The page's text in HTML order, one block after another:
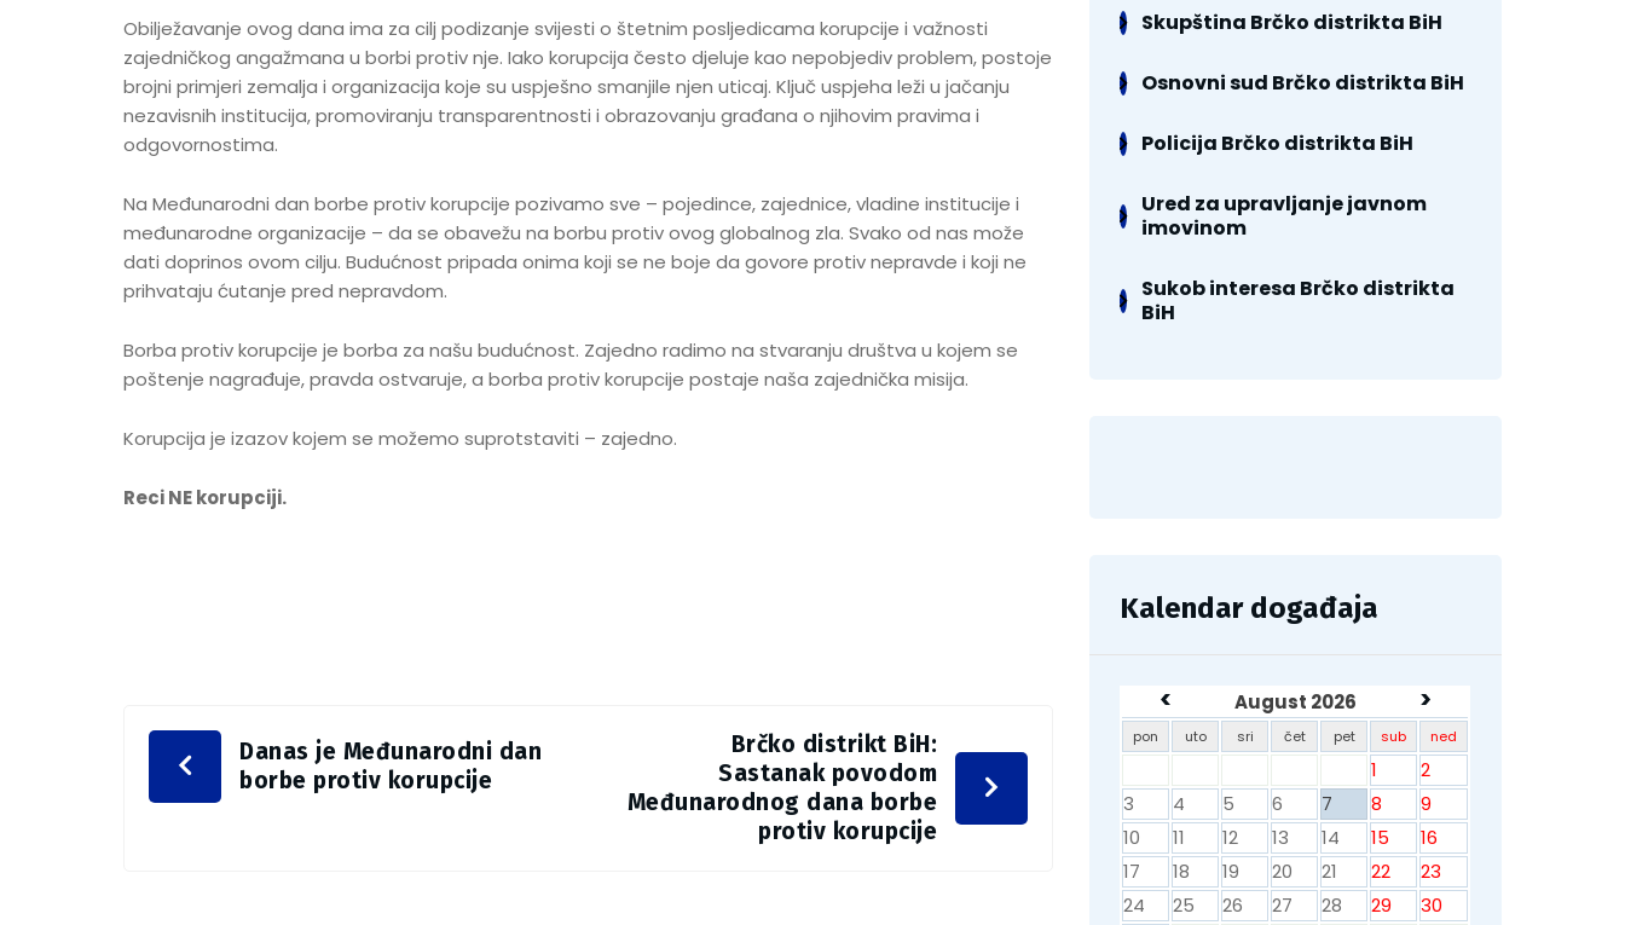
Obilježavanje ovog dana ima za cilj podizanje svijesti o štetnim posljedicama korupcije i važnosti
zajedničkog angažmana u borbi protiv nje. Iako korupcija često djeluje kao nepobjediv problem, postoje
brojni primjeri zemalja i organizacija koje su uspješno smanjile njen uticaj. Ključ uspjeha leži u jačanju
nezavisnih institucija, promoviranju transparentnosti i obrazovanju građana o njihovim pravima i
odgovornostima.
Na Međunarodni dan borbe protiv korupcije pozivamo sve – pojedince, zajednice, vladine institucije i
međunarodne organizacije – da se obavežu na borbu protiv ovog globalnog zla. Svako od nas može
dati doprinos ovom cilju. Budućnost pripada onima koji se ne boje da govore protiv nepravde i koji ne
prihvataju ćutanje pred nepravdom.
Borba protiv korupcije je borba za našu budućnost. Zajedno radimo na stvaranju društva u kojem se
poštenje nagrađuje, pravda ostvaruje, a borba protiv korupcije postaje naša zajednička misija.
Korupcija je izazov kojem se možemo suprotstaviti – zajedno.
Reci NE korupciji.
Danas je Međunarodni dan
borbe protiv korupcije
Brčko distrikt BiH:
Sastanak povodom
Međunarodnog dana borbe
protiv korupcije
Skupština Brčko distrikta BiH
Osnovni sud Brčko distrikta BiH
Policija Brčko distrikta BiH
Ured za upravljanje javnom
imovinom
Sukob interesa Brčko distrikta
BiH
Kalendar događaja
< August 2026 >
pon uto sri čet pet sub ned
1
2
3
4 5 6 7 8
9
10
11 12 13 14 15
16
17
18 19 20 21 22
23
24
25 26 27 28 29
30